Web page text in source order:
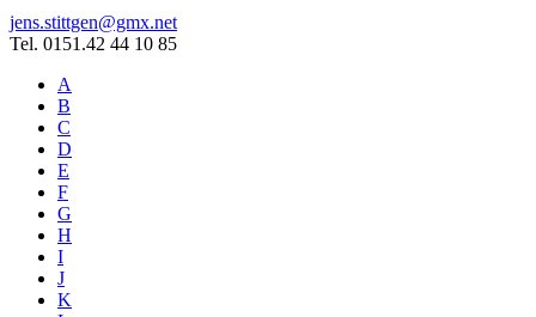
jens.stittgen@gmx.net
Tel. 0151.42 44 10 85
A
B
C
D
E
F
G
H
I
J
K